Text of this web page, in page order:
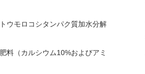
ウモロコシタンパク質加水分解
料（カルシウム10%およびアミ